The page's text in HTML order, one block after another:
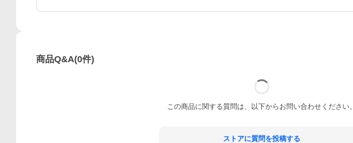
商品Q&A(0件)
この商品に関する質問は、以下からお問い合わせください。
ストアに質問を投稿する